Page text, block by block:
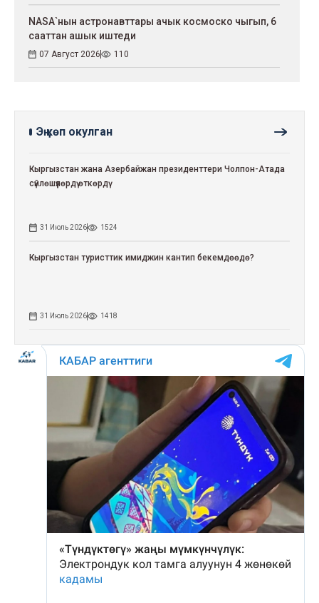
NASA`нын астронавттары ачык космоско чыгып, 6
сааттан ашык иштеди
07 Август 2026 110
Эң көп окулган
Кыргызстан жана Азербайжан президенттери Чолпон-Атада
сүйлөшүүлөрдү өткөрдү
31 Июль 2026 1524
Кыргызстан туристтик имиджин кантип бекемдөөдө?
31 Июль 2026 1418